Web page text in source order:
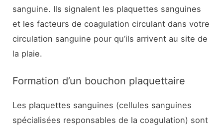
sanguine. Ils signalent les plaquettes sanguines
et les facteurs de coagulation circulant dans votre
circulation sanguine pour qu’ils arrivent au site de
la plaie.
Formation d’un bouchon plaquettaire
Les plaquettes sanguines (cellules sanguines
spécialisées responsables de la coagulation) sont